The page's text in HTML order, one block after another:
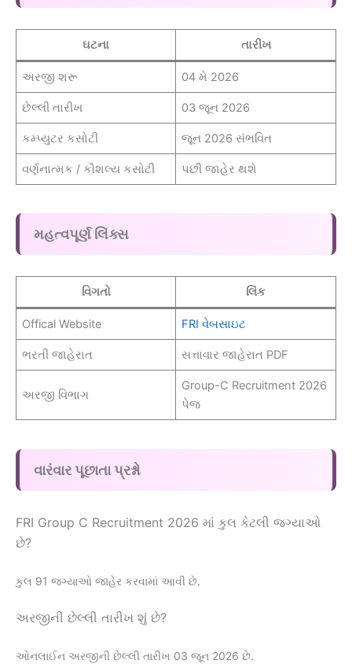
ઘટના તારીખ
અરજી શરૂ 04 મે 2026
છેલ્લી તારીખ 03 જૂન 2026
કમ્પ્યુટર કસોટી જૂન 2026 સંભવિત
વર્ણનાત્મક / કૌશલ્ય કસોટી પછી જાહેર થશે
મહત્વપૂર્ણ લિંક્સ
વિગતો લિંક
Offical Website FRI વેબસાઇટ
ભરતી જાહેરાત સત્તાવાર જાહેરાત PDF
અરજી વિભાગ
Group-C Recruitment 2026
પેજ
વારંવાર પૂછાતા પ્રશ્નો
FRI Group C Recruitment 2026 માં કુલ કેટલી જગ્યાઓ
છે?
કુલ 91 જગ્યાઓ જાહેર કરવામાં આવી છે.
અરજીની છેલ્લી તારીખ શું છે?
ઓનલાઈન અરજીની છેલ્લી તારીખ 03 જૂન 2026 છે.